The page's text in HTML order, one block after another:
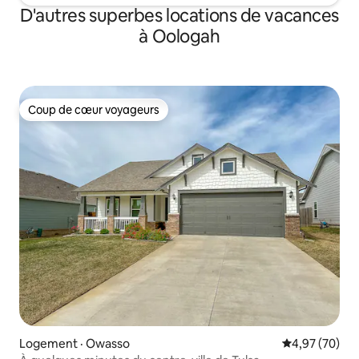
D'autres superbes locations de vacances
à Oologah
Coup de cœur voyageurs
Coup de cœur voyageurs
Logement · Owasso Note
4,97 (70)